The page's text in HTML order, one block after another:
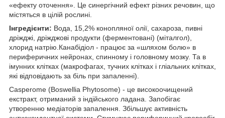
«ефекту оточення». Це синергічний ефект різних речовин, що
містяться в цілій рослині.
Інгредієнти: Вода, 15,2% конопляної олії, сахароза, пивні
дріжджі, дріжджові продукти (ферментовані) (міталгол),
хлорид натрію.Канабідіол - працює за «шляхом болю» в
периферичних нейронах, спинному і головному мозку. Та в
імунних клітках (макрофагах, тучних клітках і гліальних клітках,
які відповідають за біль при запаленні).
Casperome (Boswellia Phytosome) - це високоочищений
екстракт, отриманий з індійського ладана. Запобігає
утворенню медіаторів запалення. Збільшує активність